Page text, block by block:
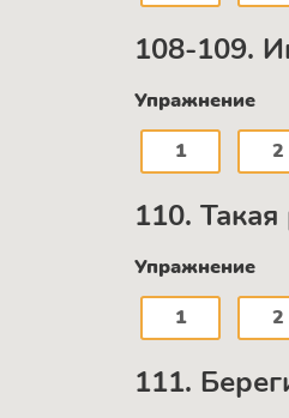
108-109.
Упражнение
1
2
110.
Упражнение
1
2
111.